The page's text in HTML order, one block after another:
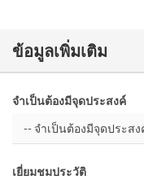
ข้อมูลเพิ่มเติม
จำเป็นต้องมีจุดประสงค์
เยี่ยมชมประวัติ